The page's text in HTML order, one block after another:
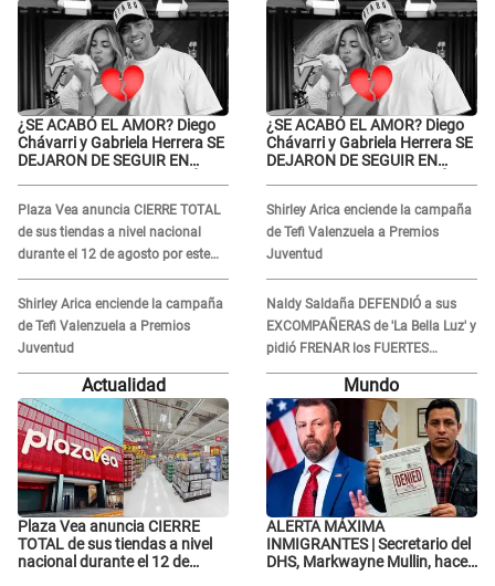
¿SE ACABÓ EL AMOR? Diego
Chávarri y Gabriela Herrera SE
DEJARON DE SEGUIR EN
Plaza Vea anuncia CIERRE TOTAL
de sus tiendas a nivel nacional
durante el 12 de agosto por este
MOTIVO
Shirley Arica enciende la campaña
de Tefi Valenzuela a Premios
Juventud
¿SE ACABÓ EL AMOR? Diego
Chávarri y Gabriela Herrera SE
DEJARON DE SEGUIR EN
Shirley Arica enciende la campaña
de Tefi Valenzuela a Premios
Juventud
Naldy Saldaña DEFENDIÓ a sus
EXCOMPAÑERAS de 'La Bella Luz' y
pidió FRENAR los FUERTES
ATAQUES en redes: “Aquí el único
Actualidad
Plaza Vea anuncia CIERRE
TOTAL de sus tiendas a nivel
nacional durante el 12 de
Mundo
ALERTA MÁXIMA
INMIGRANTES | Secretario del
DHS, Markwayne Mullin, hace